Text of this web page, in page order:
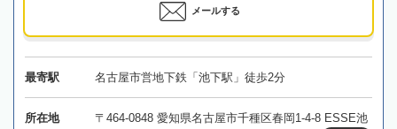
メールする
最寄駅 名古屋市営地下鉄「池下駅」徒歩2分
所在地
〒464-0848 愛知県名古屋市千種区春岡1-4-8 ESSE池